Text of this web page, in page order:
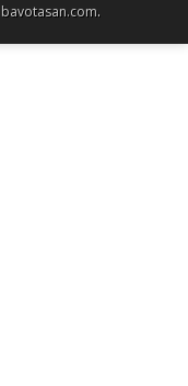
bavotasan.com.